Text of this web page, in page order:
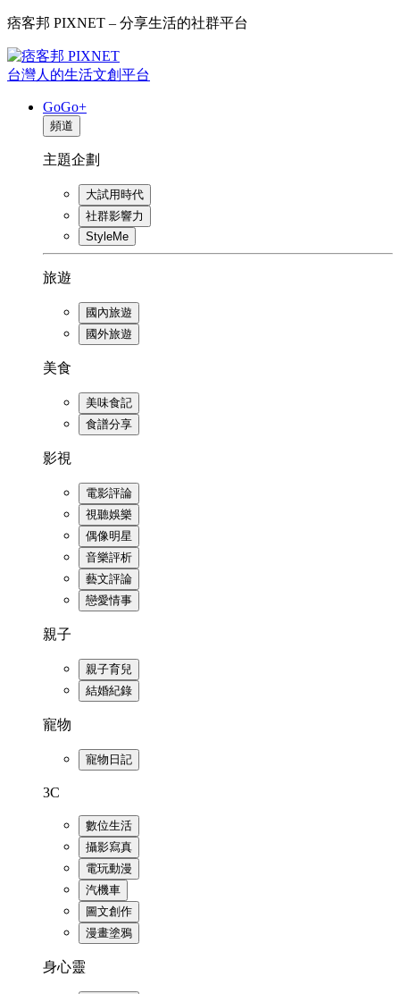
痞客邦 PIXNET – 分享生活的社群平台
台灣人的生活文創平台
GoGo+
頻道
主題企劃
大試用時代
社群影響力
StyleMe
旅遊
國內旅遊
國外旅遊
美食
美味食記
食譜分享
影視
電影評論
視聽娛樂
偶像明星
音樂評析
藝文評論
戀愛情事
親子
親子育兒
結婚紀錄
寵物
寵物日記
3C
數位生活
攝影寫真
電玩動漫
汽機車
圖文創作
漫畫塗鴉
身心靈